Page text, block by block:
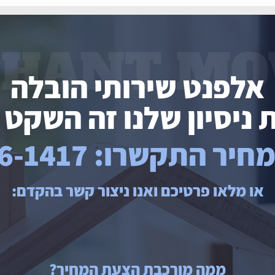
אלפנט שירותי הובלה
074-766-1417
או מלאו פרטיכם ואנו ניצור קשר בהקדם:
ממה מורכבת הצעת המחיר?